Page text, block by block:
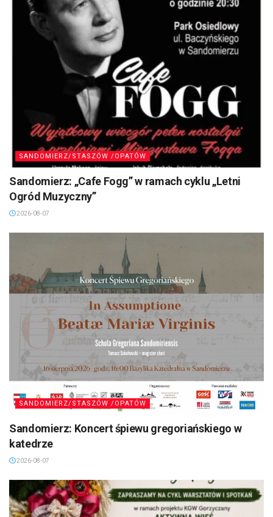
SANDOMIERZ/STASZÓW /OPATÓW
Sandomierz: „Cafe Fogg” w ramach cyklu „Letni
Ogród Muzyczny”
2026-08-07
SANDOMIERZ/STASZÓW /OPATÓW
Sandomierz: Koncert śpiewu gregoriańskiego w
katedrze
2026-08-07